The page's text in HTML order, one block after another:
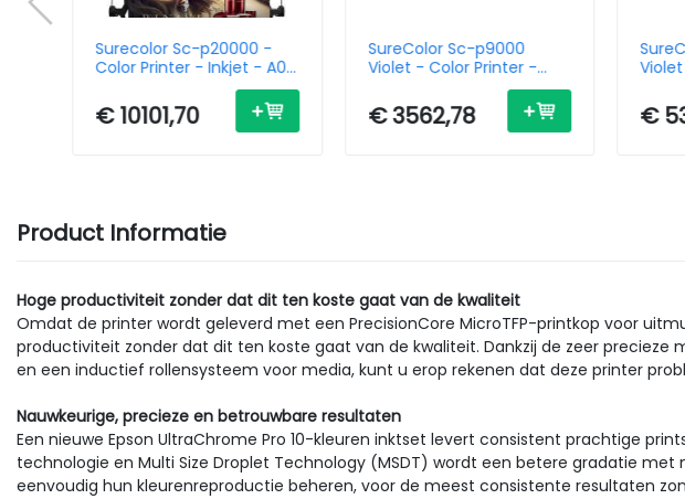
Surecolor Sc-p20000 -
Color Printer - Inkjet - A0
€ 10101,70
SureColor Sc-p9000
Violet - Color Printer -
Ethernet
€ 3562,78 €
Product Informatie
Hoge productiviteit zonder dat dit ten koste gaat van de kwaliteit
Omdat de printer wordt geleverd met een PrecisionCore MicroTFP-printkop voor
productiviteit zonder dat dit ten koste gaat van de kwaliteit. Dankzij de zeer
en een inductief rollensysteem voor media, kunt u erop rekenen dat deze printer
Nauwkeurige, precieze en betrouwbare resultaten
Een nieuwe Epson UltraChrome Pro 10-kleuren inktset levert consistent prachtige
technologie en Multi Size Droplet Technology (MSDT) wordt een betere gradatie
eenvoudig hun kleurenreproductie beheren, voor de meest consistente resultaten